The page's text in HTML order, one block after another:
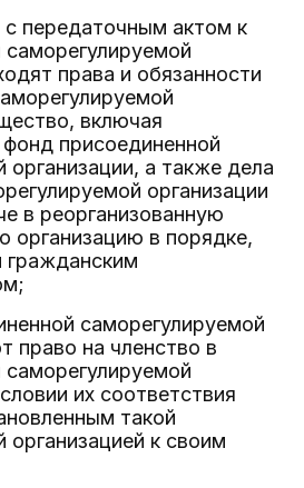
с передаточным актом к
саморегулируемой
права и обязанности
включая
присоединенной
организации, а также дела
организации
в реорганизованную
организацию в порядке,
саморегулируемой
право на членство в
саморегулируемой
их соответствия
такой
организацией к своим